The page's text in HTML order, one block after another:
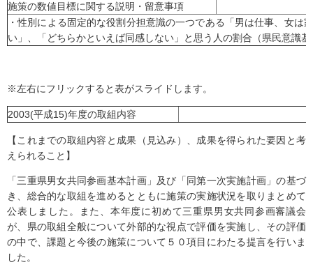
施策の数値目標に関する説明・留意事項
・性別による固定的な役割分担意識の一つである「男は仕事、女は
い」、「どちらかといえば同感しない」と思う人の割合（県民意識
※左右にフリックすると表がスライドします。
2003(平成15)年度の取組内容
【これまでの取組内容と成果（見込み）、成果を得られた要因と考
えられること】
「三重県男女共同参画基本計画」及び「同第一次実施計画」の基づ
き、総合的な取組を進めるとともに施策の実施状況を取りまとめて
公表しました。また、本年度に初めて三重県男女共同参画審議会
が、県の取組全般について外部的な視点で評価を実施し、その評価
の中で、課題と今後の施策について５０項目にわたる提言を行いま
した。